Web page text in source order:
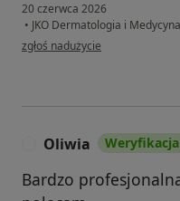
20 czerwca 2026
• JKO Dermatologia i
w opinii użytkownika Malgorzata
zgłoś nadużycie
Oliwia
Bardzo